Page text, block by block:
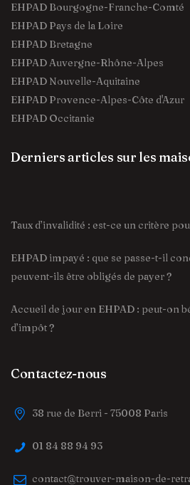
EHPAD Bourgogne-Franche-Comté
EHPAD Pays de la Loire
EHPAD Bretagne
EHPAD Auvergne-Rhône-Alpes
EHPAD Nouvelle-Aquitaine
EHPAD Provence-Alpes-Côte d'Azur
EHPAD Occitanie
Derniers articles sur les
Taux d’invalidité : est-ce un critère
EHPAD impayé : que se passe-t-il
peuvent-ils être obligés de payer ?
Accueil de jour en EHPAD : peut-on
d’impôt ?
Contactez-nous
38 rue de Berri - 75008 Paris
01 84 88 94 93
contact@trouver-maison-de-